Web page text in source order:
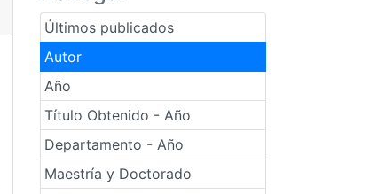
Últimos publicados
Autor
Año
Título Obtenido - Año
Departamento - Año
Maestría y Doctorado